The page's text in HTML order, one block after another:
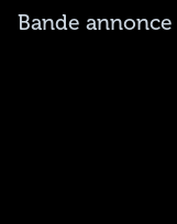
Bande annonce